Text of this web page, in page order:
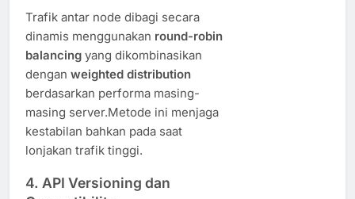
Trafik antar node dibagi secara
dinamis menggunakan round-robin
balancing yang dikombinasikan
dengan weighted distribution
berdasarkan performa masing-
masing server.Metode ini menjaga
kestabilan bahkan pada saat
lonjakan trafik tinggi.
4. API Versioning dan